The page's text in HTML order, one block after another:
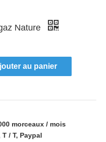
Nature
au panier
morceaux / mois
T / T, Paypal